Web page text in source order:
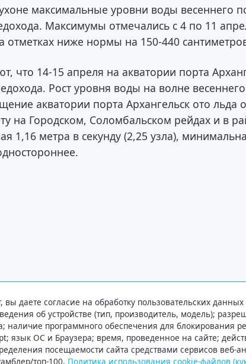
максимальные уровни воды весеннего
Максимумы отмечались с 4 по 11
отметках ниже нормы на 150-440
что 14-15 апреля на акватории порта
Рост уровня воды на волне
акватории порта Архангельск ото льда
на Городском, Соломбальском рейдах и в
1,16 метра в секунду (2,25 узла),
даете согласие на обработку пользовательских данных
об устройстве (тип, производитель, модель);
наличие программного обеспечения для блокирования
язык ОС и Браузера; время, проведенное на сайте;
посещаемости сайта средствами сервисов веб-
топ-100. Политика использования cookie-файлов